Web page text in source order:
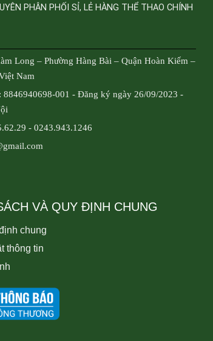
PHÂN PHỐI SỈ, LẺ HÀNG THỂ THAO CHÍNH
Long – Phường Hàng Bài – Quận Hoàn Kiếm –
Nam
8846940698-001 - Đăng ký ngày 26/09/2023 -
- 0243.943.1246
VÀ QUY ĐỊNH CHUNG
chung
thông tin